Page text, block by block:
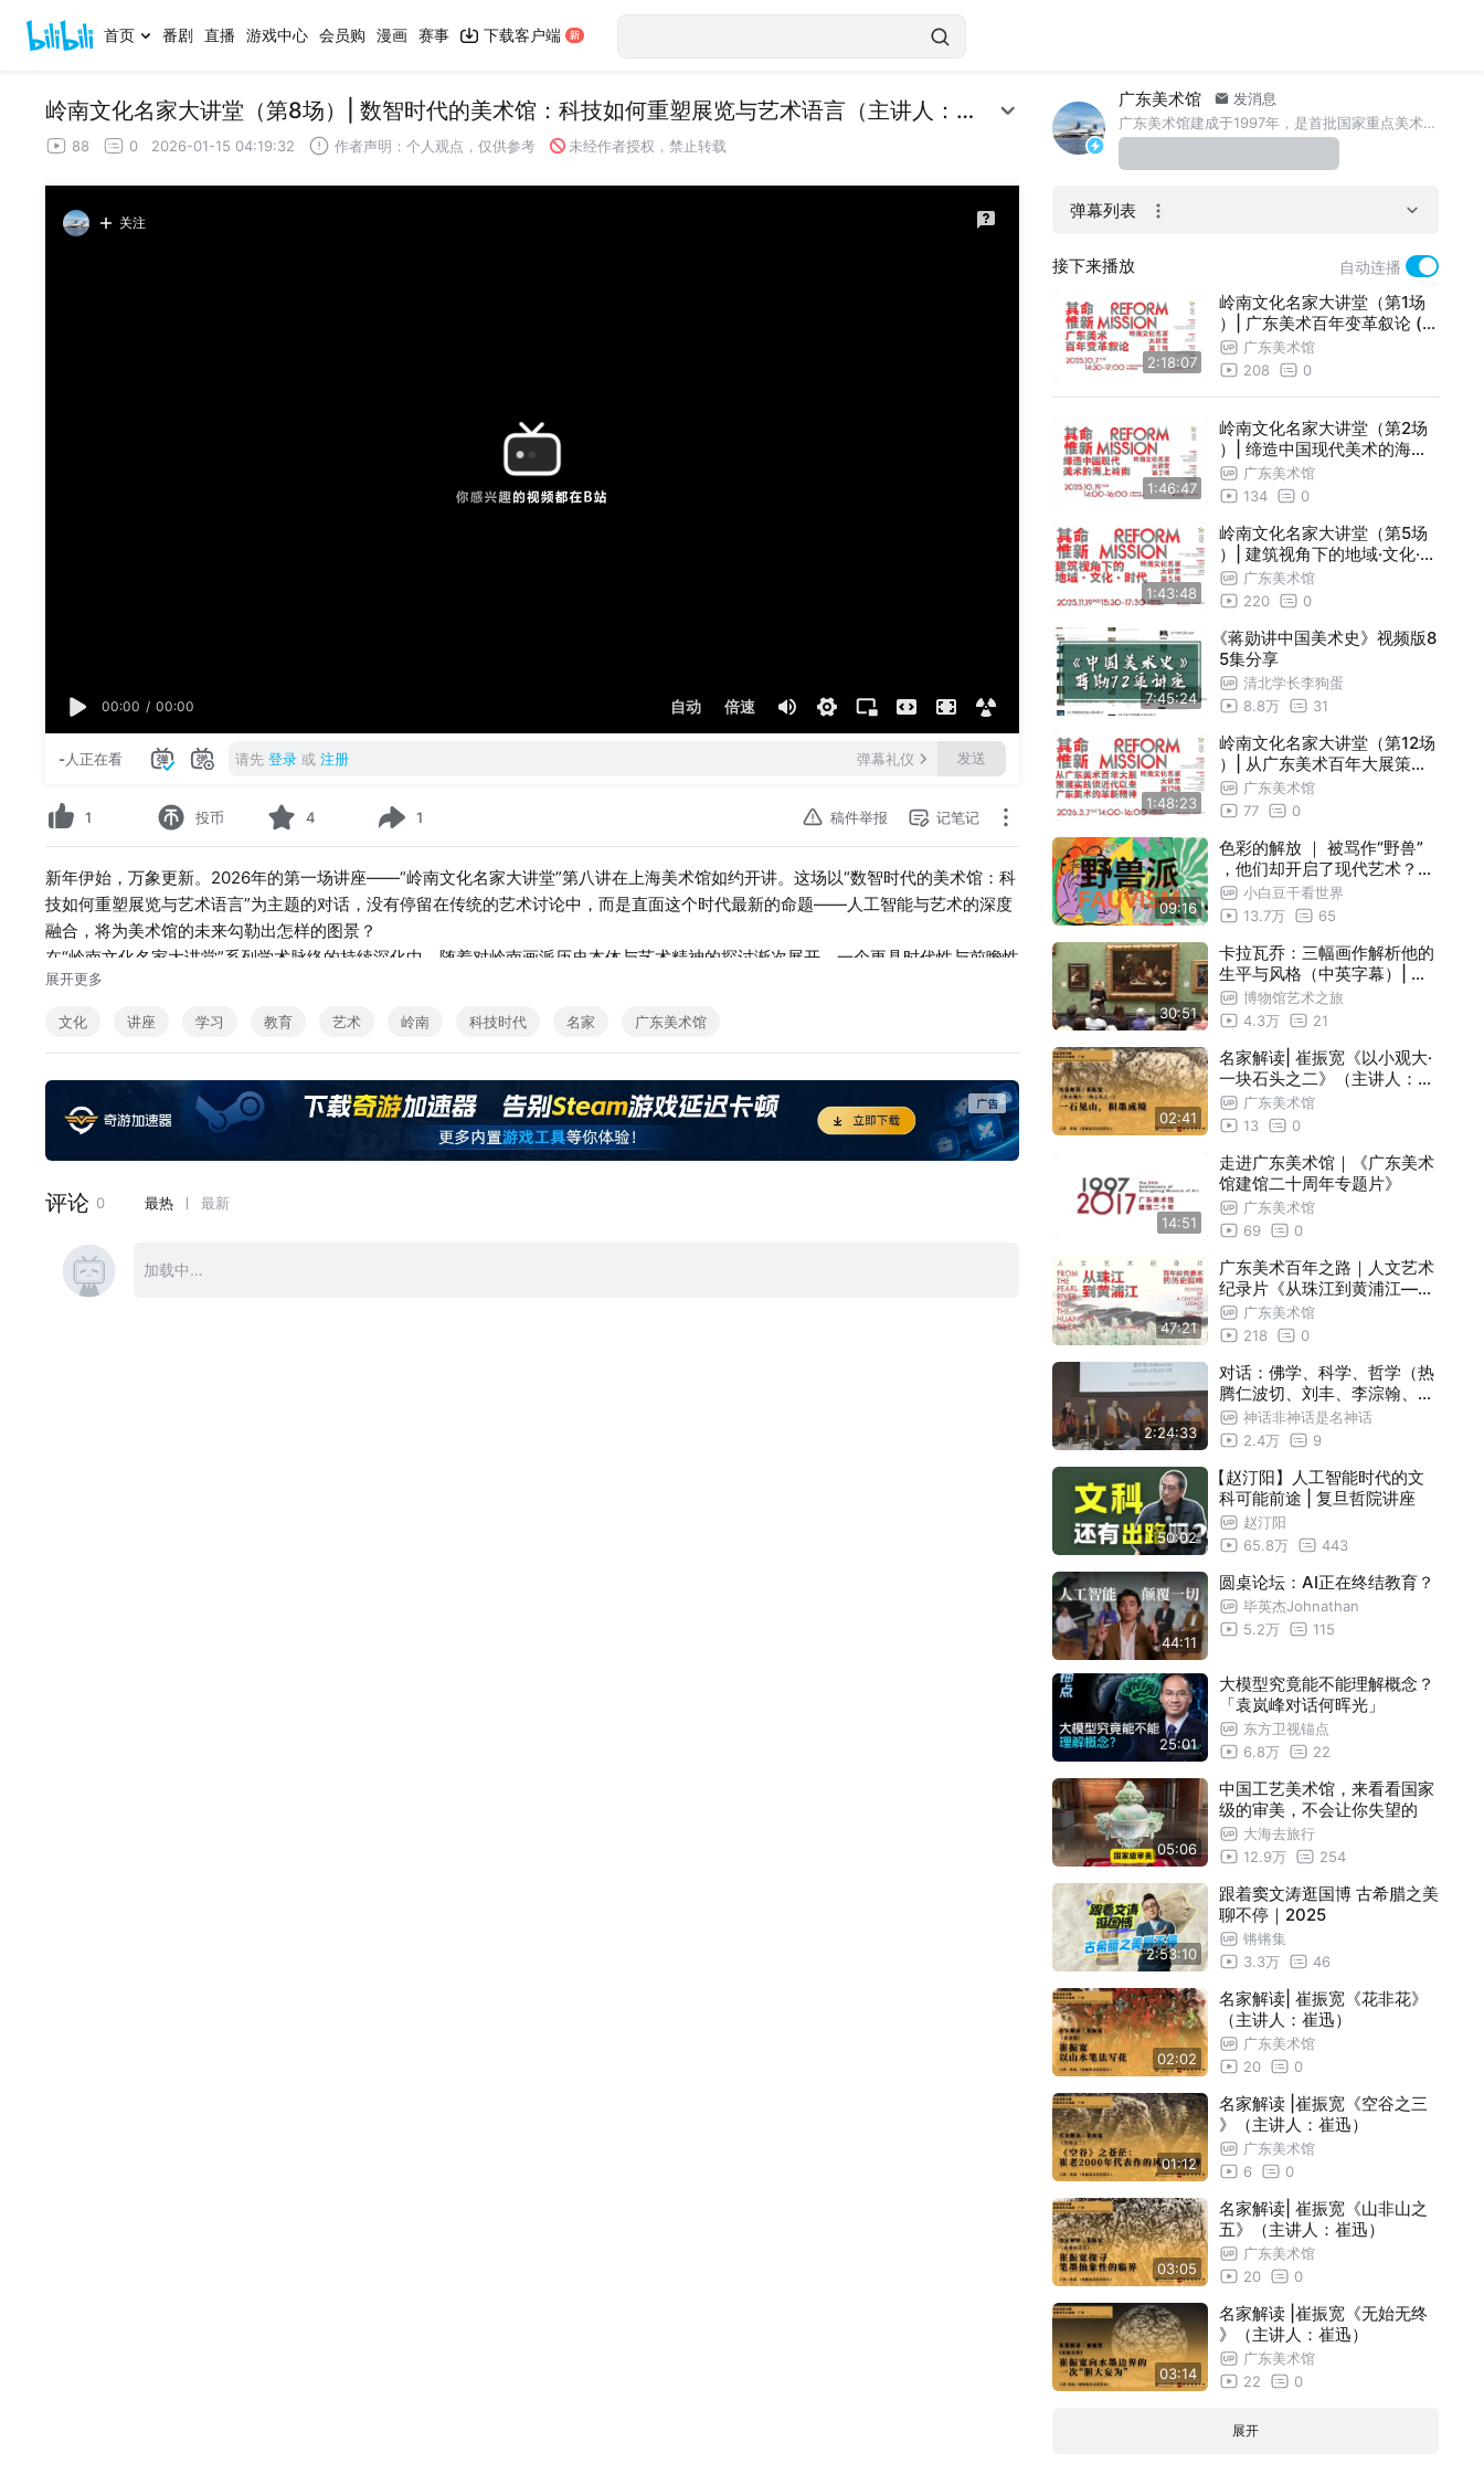
首页 番剧 直播 游戏中心 会员购 漫画 赛事 下载客户端
岭南文化名家大讲堂（第8场）| 数智时代的美术馆：科技如何重塑展览与艺术语言（主讲人：马琳）
88 0 2026-01-15 04:19:32 作者声明：个人观点，仅供参考 未经作者授权，禁止转载
关注
00:00 / 00:00 自动 倍速
-人正在看 请先 登录 或 注册 弹幕礼仪 发送
1 投币 4 1 稿件举报 记笔记
新年伊始，万象更新。2026年的第一场讲座——“岭南文化名家大讲堂”第八讲在上海美术馆如约开讲。这场以“数智时代的美术馆：科
技如何重塑展览与艺术语言”为主题的对话，没有停留在传统的艺术讨论中，而是直面这个时代最新的命题——人工智能与艺术的深度
融合，将为美术馆的未来勾勒出怎样的图景？
在“岭南文化名家大讲堂”系列学术脉络的持续深化中，随着对岭南画派历史本体与艺术精神的探讨渐次展开，一个更具时代性与前瞻性
的命题自然浮现——当技术浪潮席卷一切，艺术的创作、展示与感知方式正经历何种根本性重构？本次讲座特邀上海大学美术馆馆长
马琳作主题演讲，并与上海喜玛拉雅美术馆原馆长、宝龙美术馆原馆长王纯杰，同济大学人工智能与艺术创研中心主任于幸泽展开深
度对谈。三位学者与实践者围绕“数智时代的美术馆：科技如何重塑展览与艺术语言”这一前沿课题，展开了一场跨越策展学、艺术创作
声明：
本视频内容受著作权法保护，转载需经广东美术馆授权并注明出处。
（审定 / 涂晓庞；审校 / 曾睿洁；监制 / 植凯鹏；视频制作 / 杜月儿；文案/余舒雅；）
展开更多
文化 讲座 学习 教育 艺术 岭南 科技时代 名家 广东美术馆
广东美术馆
发消息
广东美术馆建成于1997年，是首批国家重点美术馆之一，是一所集收藏、研究、陈列展览、教育、交流、服务六大功能于一体的现代多功能艺术博物馆。
弹幕列表
接下来播放 自动连播
2:18:07
岭南文化名家大讲堂（第1场
）| 广东美术百年变革叙论 (主
讲人：梁江）
广东美术馆
208
0
1:46:47
岭南文化名家大讲堂（第2场
）| 缔造中国现代美术的海上
岭南（主讲人：尚辉）
广东美术馆
134
0
1:43:48
岭南文化名家大讲堂（第5场
）| 建筑视角下的地域·文化·时
代（主讲人：何镜堂）
广东美术馆
220
0
7:45:24
《蒋勋讲中国美术史》视频版8
5集分享
清北学长李狗蛋
8.8万
31
1:48:23
岭南文化名家大讲堂（第12场
）| 从广东美术百年大展策展
实践谈近代以来广东美术的革
新精神（主讲人：王绍强）
广东美术馆
77
0
09:16
色彩的解放 ｜ 被骂作“野兽”
，他们却开启了现代艺术？｜
10分钟的艺术熏陶
小白豆干看世界
13.7万
65
30:51
卡拉瓦乔：三幅画作解析他的
生平与风格（中英字幕）| 伦
敦国家美术馆
博物馆艺术之旅
4.3万
21
02:41
名家解读| 崔振宽《以小观大·
一块石头之二》（主讲人：崔
迅）广东美术馆
13
0
14:51
走进广东美术馆｜《广东美术
馆建馆二十周年专题片》
广东美术馆
69
0
47:21
广东美术百年之路｜人文艺术
纪录片《从珠江到黄浦江——
百年岭南美术的历史回响》
广东美术馆
218
0
2:24:33
对话：佛学、科学、哲学（热
腾仁波切、刘丰、李淙翰、马
仙蕊）神话非神话是名神话
2.4万
9
50:02
【赵汀阳】人工智能时代的文
科可能前途 | 复旦哲院讲座
赵汀阳
65.8万
443
44:11
圆桌论坛：AI正在终结教育？
毕英杰Johnathan
5.2万
115
25:01
大模型究竟能不能理解概念？
「袁岚峰对话何晖光」
东方卫视锚点
6.8万
22
05:06
中国工艺美术馆，来看看国家
级的审美，不会让你失望的
大海去旅行
12.9万
254
2:53:10
跟着窦文涛逛国博 古希腊之美
聊不停｜2025
锵锵集
3.3万
46
02:02
名家解读| 崔振宽《花非花》
（主讲人：崔迅）
广东美术馆
20
0
01:12
名家解读 |崔振宽《空谷之三
》（主讲人：崔迅）
广东美术馆
6
0
03:05
名家解读| 崔振宽《山非山之
五》（主讲人：崔迅）
广东美术馆
20
0
03:14
名家解读 |崔振宽《无始无终
》（主讲人：崔迅）
广东美术馆
22
0
展开